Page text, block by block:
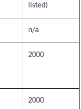
listed)
n/a
2000
2000